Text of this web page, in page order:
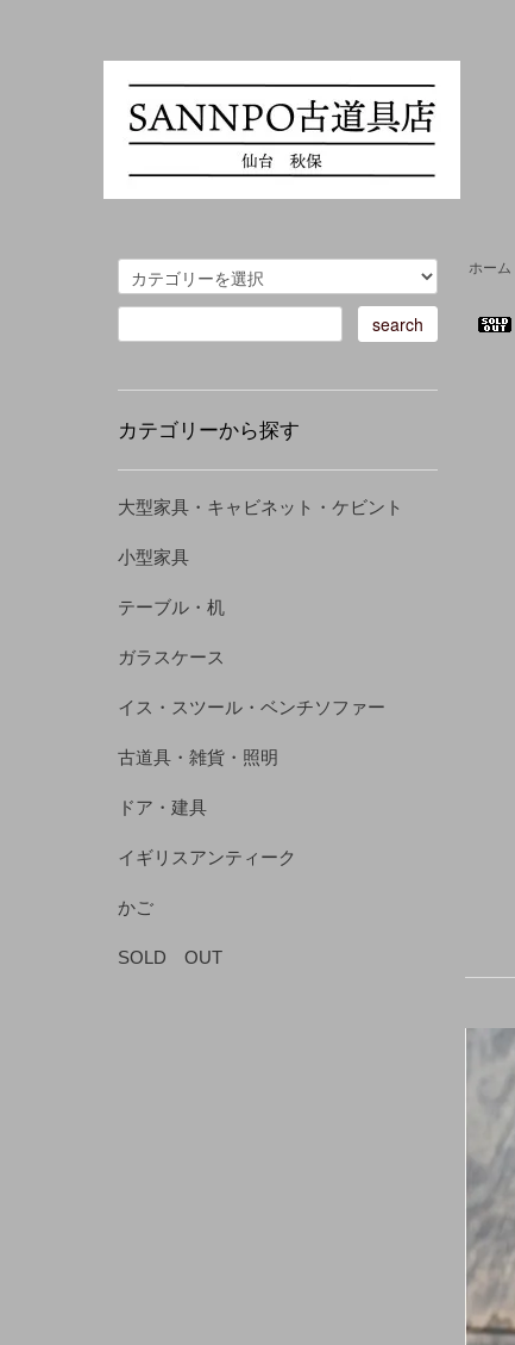
ホーム
カテゴリーから探す
大型家具・キャビネット・ケビント
小型家具
テーブル・机
ガラスケース
イス・スツール・ベンチソファー
古道具・雑貨・照明
ドア・建具
イギリスアンティーク
かご
SOLD OUT